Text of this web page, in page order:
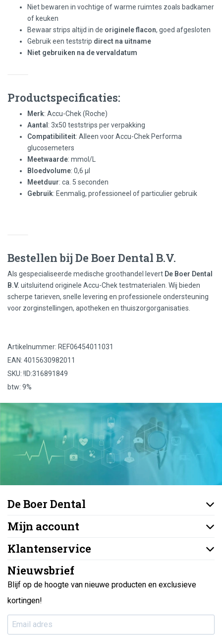
Niet bewaren in vochtige of warme ruimtes zoals badkamer
of keuken
Bewaar strips altijd in de originele flacon, goed afgesloten
Gebruik een teststrip direct na uitname
Niet gebruiken na de vervaldatum
Productspecificaties:
Merk: Accu-Chek (Roche)
Aantal : 3x50 teststrips per verpakking
Compatibiliteit: Alleen voor Accu-Chek Performa
glucosemeters
Meetwaarde: mmol/L
Bloedvolume: 0,6 µl
Meetduur: ca. 5 seconden
Gebruik: Eenmalig, professioneel of particulier gebruik
Bestellen bij De Boer Dental B.V.
Als gespecialiseerde medische groothandel levert De Boer Dental
B.V. uitsluitend originele Accu-Chek testmaterialen. Wij bieden
scherpe tarieven, snelle levering en professionele ondersteuning
voor zorginstellingen, apotheken en thuiszorgorganisaties.
Artikelnummer: REF06454011031
EAN: 4015630982011
SKU: !ID:316891849
btw: 9%
De Boer Dental
Mijn account
Klantenservice
Nieuwsbrief
Blijf op de hoogte van nieuwe producten en exclusieve
kortingen!